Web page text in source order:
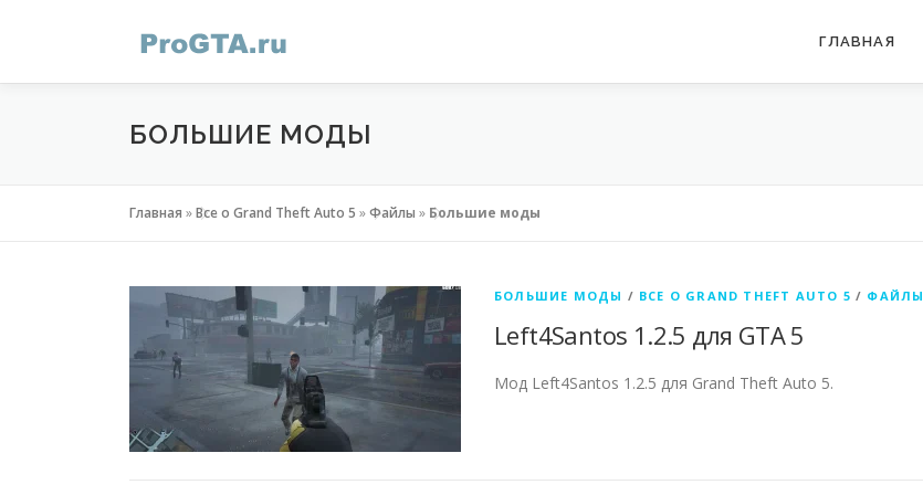
ГЛАВНАЯ
БОЛЬШИЕ МОДЫ
Главная »Все о Grand Theft Auto 5 »Файлы » Большие моды
БОЛЬШИЕ МОДЫ / ВСЕ О GRAND THEFT AUTO 5 / ФАЙЛЫ
Left4Santos 1.2.5 для GTA 5
Мод Left4Santos 1.2.5 для Grand Theft Auto 5.